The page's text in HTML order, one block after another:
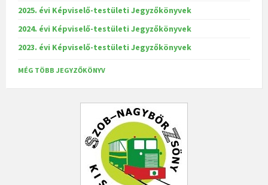
2025. évi Képviselő-testületi Jegyzőkönyvek
2024. évi Képviselő-testületi Jegyzőkönyvek
2023. évi Képviselő-testületi Jegyzőkönyvek
MÉG TÖBB JEGYZŐKÖNYV